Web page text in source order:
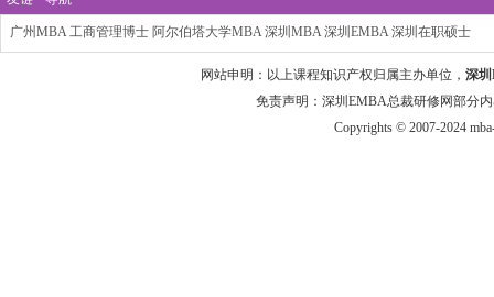
广州MBA 工商管理博士 阿尔伯塔大学MBA 深圳MBA 深圳EMBA 深圳在职硕士
网站申明：以上课程知识产权归属主办单位， 深
免责声明：深圳EMBA总裁研修网部分
Copyrights © 2007-2024